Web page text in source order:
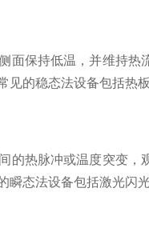
保持低温，并维持热
的稳态法设备包括热板
热脉冲或温度突变，
态法设备包括激光闪